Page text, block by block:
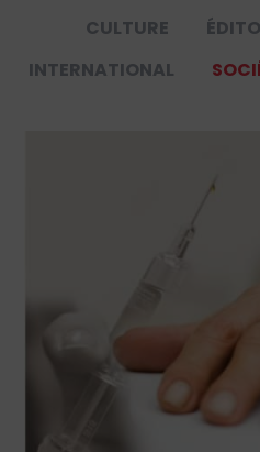
CULTURE
INTERNATIONAL